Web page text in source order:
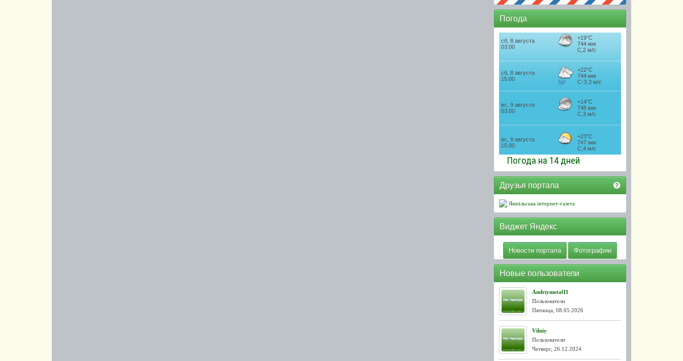
Погода
Погода на 14 дней
Друзья портала
Ямпільська інтернет-газета
Виджет Яндекс
Новости портала Фотографии
Новые пользователи
Andriymetal11
Пользователи
Пятница, 08.05.2026
Vilniy
Пользователи
Четверг, 26.12.2024